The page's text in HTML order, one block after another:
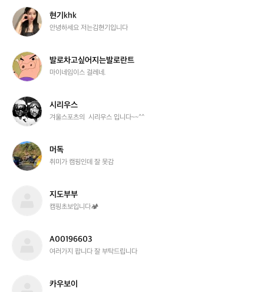
2
다
현
기
k
k
현기khk
안녕하세요 저는김현기입니다
발
로
차
싶
어
지
발
로
란
발로차고싶어지는발로란트
마이네임이스 걸레네.
시
리
우
시리우스
겨울스포츠의  시리우스 입니다~~^^
머
독
머독
취미가 캠핑인데 잘 못감
지도부부
캠핑초보입니다🏕️
A00196603
여러가지 팝니다 잘 부탁드립니다
카우보이